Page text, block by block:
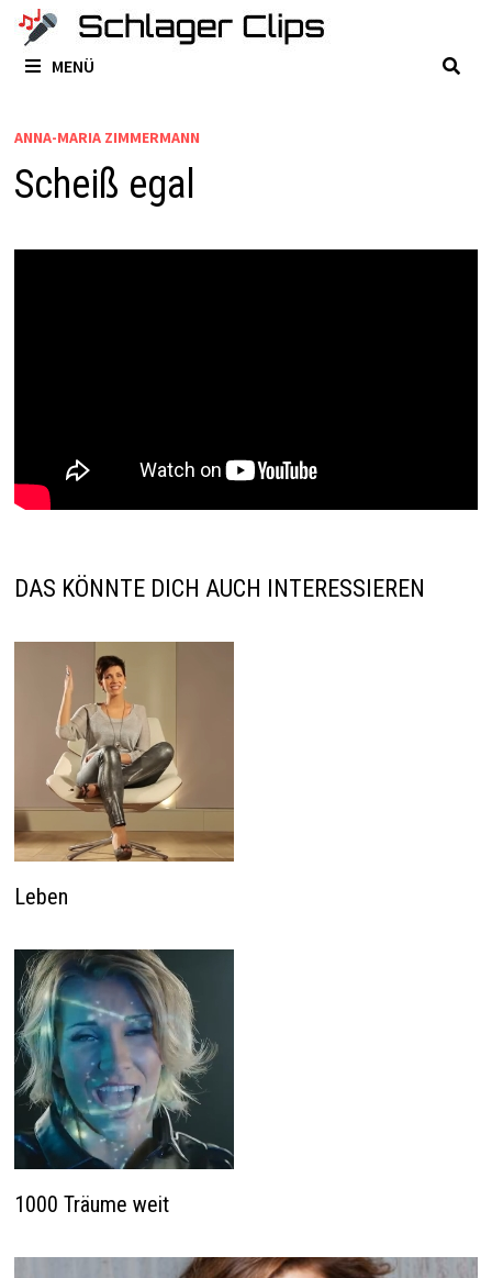
Zum
Inhalt
springenMENÜ
ANNA-MARIA ZIMMERMANN
Scheiß egal
DAS KÖNNTE DICH AUCH INTERESSIEREN
Leben
1000 Träume weit